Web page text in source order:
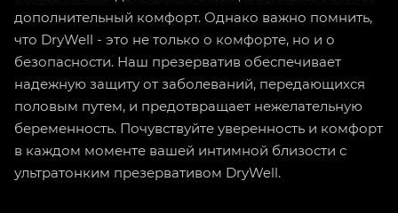
дополнительный комфорт. Однако важно помнить,
что DryWell - это не только о комфорте, но и о
безопасности. Наш презерватив обеспечивает
надежную защиту от заболеваний, передающихся
половым путем, и предотвращает нежелательную
беременность. Почувствуйте уверенность и комфорт
в каждом моменте вашей интимной близости с
ультратонким презервативом DryWell.